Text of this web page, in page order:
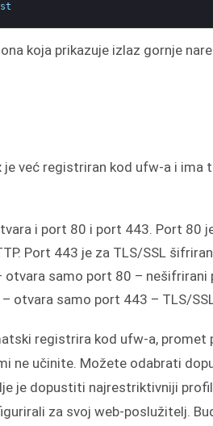
koja prikazuje izlaz gornje
je već registriran kod ufw-a i ima
i port 80 i port 443. Port 80
Port 443 je za TLS/SSL
otvara samo port 80 – nešifrirani
– otvara samo port 443 – TLS/
registrira kod ufw-a, promet
ne učinite. Možete odabrati
je dopustiti najrestriktivniji
za svoj web-poslužitelj.